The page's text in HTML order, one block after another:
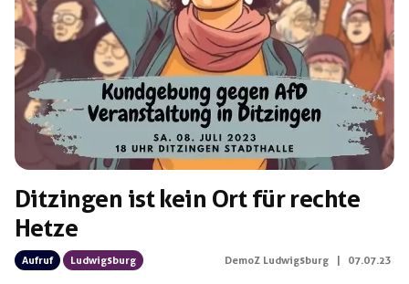
Ditzingen ist kein Ort für rechte
Hetze
Aufruf Ludwigsburg DemoZ Ludwigsburg 07.07.23